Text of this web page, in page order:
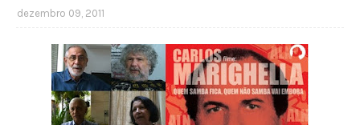
dezembro 09, 2011